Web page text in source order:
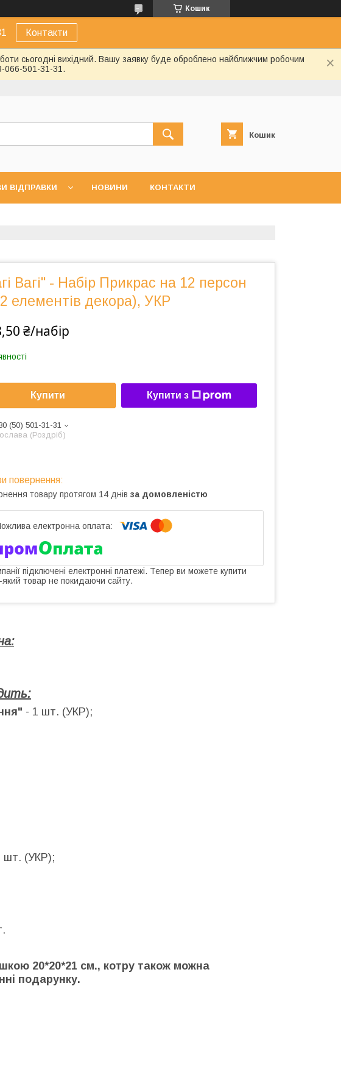
Кошик
Контакти
сьогодні вихідний. Вашу заявку буде оброблено найближчим робочим
066-501-31-31.
Кошик
ВІДПРАВКИ НОВИНИ КОНТАКТИ
Вагі" - Набір Прикрас на 12 персон
елементів декора), УКР
₴/набір
Купити Купити з
(50) 501-31-31
(Роздріб)
товару протягом 14 днів за домовленістю
підключені електронні платежі. Тепер ви можете купити
товар не покидаючи сайту.
- 1 шт. (УКР);
шт. (УКР);
20*20*21 см., котру також можна
подарунку.